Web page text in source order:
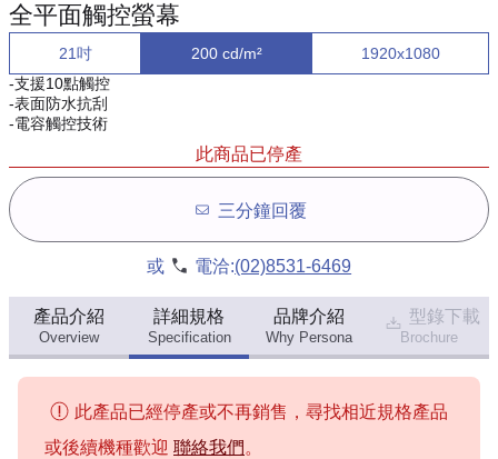
全平面觸控螢幕
21吋 200 cd/m²
1920x1080
-支援10點觸控
-表面防水抗刮
-電容觸控技術
此商品已停產
三分鐘回覆
或 電洽:(02)8531-6469
產品介紹
Overview
詳細規格
Specification
品牌介紹
Why Persona
型錄下載
Brochure
此產品已經停產或不再銷售，尋找相近規格產品
或後續機種歡迎 聯絡我們 。